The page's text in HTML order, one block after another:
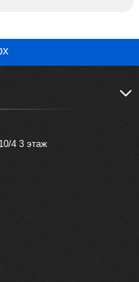
4 3 этаж